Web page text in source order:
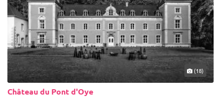
(18)
Château du Pont d'Oye